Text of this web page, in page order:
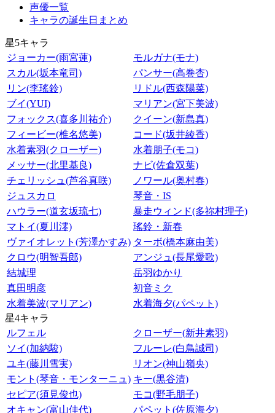
声優一覧
キャラの誕生日まとめ
星5キャラ
ジョーカー(雨宮蓮)
モルガナ(モナ)
スカル(坂本竜司)
パンサー(高巻杏)
リン(李瑤鈴)
リドル(西森陽菜)
ブイ(YUI)
マリアン(宮下美波)
フォックス(喜多川祐介)
クイーン(新島真)
フィービー(椎名悠美)
コード(坂井綾香)
水着素羽(クローザー)
水着朋子(モコ)
メッサー(北里基良)
ナビ(佐倉双葉)
チェリッシュ(芦谷真咲)
ノワール(奥村春)
ジュスカロ
琴音・IS
ハウラー(道玄坂琉七)
暴走ウィンド(多祢村理子)
マトイ(夏川澪)
瑤鈴・新春
ヴァイオレット(芳澤かすみ) ターボ(橋本麻由美)
クロウ(明智吾郎)
アンジュ(長尾愛歌)
結城理
岳羽ゆかり
真田明彦
初音ミク
水着美波(マリアン)
水着海夕(パペット)
星4キャラ
ルフェル
クローザー(新井素羽)
ソイ(加納駿)
フルーレ(白鳥誠司)
ユキ(藤川雪実)
リオン(神山嶺央)
モント(琴音・モンターニュ) キー(黒谷清)
セピア(須見俊也)
モコ(野毛朋子)
オキャン(富山佳代)
パペット(佐原海夕)